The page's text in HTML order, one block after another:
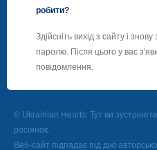
робити?
Здійсніть вихід з сайту і
паролю. Після цього у вас
повідомлення.
© Ukrainian Hearts: Тут ви зустрінете
росіянок.
Веб-сайт підпадає під дію